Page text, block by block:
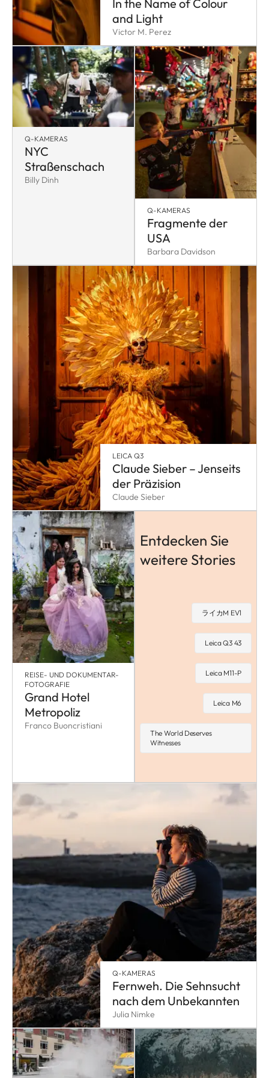
In the Name of Colour
and Light
Victor M. Perez
Q-KAMERAS
NYC
Straßenschach
Billy Dinh
Q-KAMERAS
Fragmente der
USA
Barbara Davidson
LEICA Q3
Claude Sieber – Jenseits
der Präzision
Claude Sieber
REISE- UND DOKUMENTAR-
FOTOGRAFIE
Grand Hotel
Metropoliz
Franco Buoncristiani
Entdecken Sie
weitere Stories
ライカM EV1
Leica Q3 43
Leica M11-P
Leica M6
The World Deserves
Witnesses
Q-KAMERAS
Fernweh. Die Sehnsucht
nach dem Unbekannten
Julia Nimke